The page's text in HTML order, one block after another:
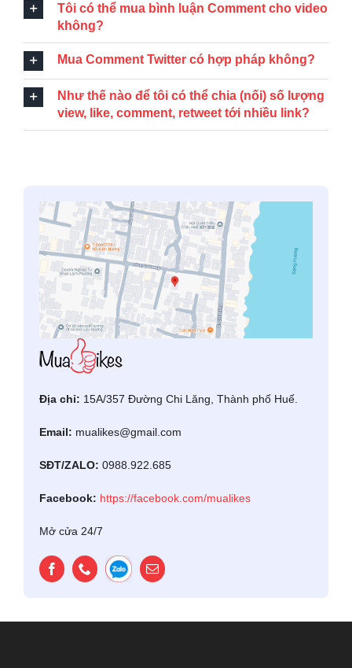
Tôi có thể mua bình luận Comment cho video
không?
Mua Comment Twitter có hợp pháp không?
Như thế nào để tôi có thể chia (nối) số lượng
view, like, comment, retweet tới nhiều link?
Địa chỉ: 15A/357 Đường Chi Lăng, Thành phố Huế.
Email: mualikes@gmail.com
SĐT/ZALO: 0988.922.685
Facebook: https://facebook.com/mualikes
Mở cửa 24/7